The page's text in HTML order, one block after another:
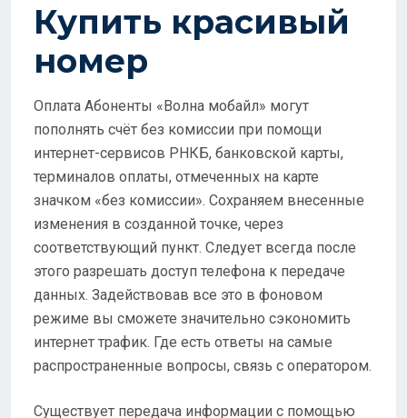
Купить красивый
номер
Оплата Абоненты «Волна мобайл» могут
пополнять счёт без комиссии при помощи
интернет-сервисов РНКБ, банковской карты,
терминалов оплаты, отмеченных на карте
значком «без комиссии». Сохраняем внесенные
изменения в созданной точке, через
соответствующий пункт. Следует всегда после
этого разрешать доступ телефона к передаче
данных. Задействовав все это в фоновом
режиме вы сможете значительно сэкономить
интернет трафик. Где есть ответы на самые
распространенные вопросы, связь с оператором.
Существует передача информации с помощью